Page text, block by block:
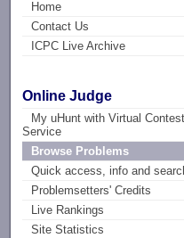
Home
Contact Us
ICPC Live Archive
Online Judge
My uHunt with Virtual Contest
Service
Browse Problems
Quick access, info and
Problemsetters' Credits
Live Rankings
Site Statistics